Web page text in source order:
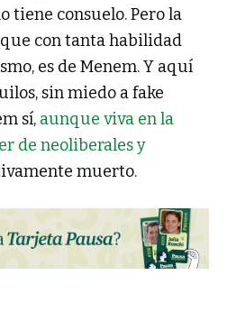
tiene consuelo. Pero la
con tanta habilidad
es de Menem. Y aquí
sin miedo a fake
sí, aunque viva en la
de neoliberales y
muerto.